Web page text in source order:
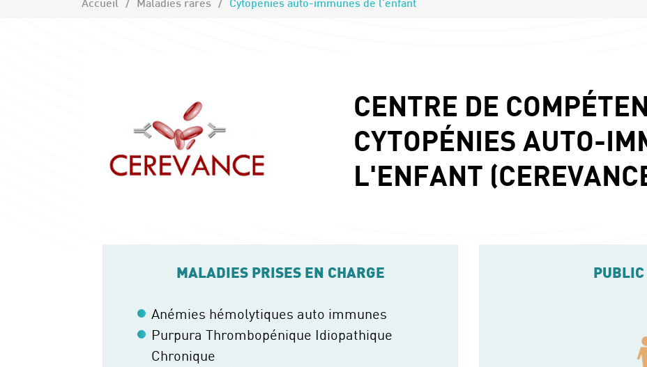
Accueil Maladies rares Cytopénies auto-immunes de l’enfant
CENTRE DE
CYTOPÉNIES AUTO-
L'ENFANT
MALADIES PRISES EN CHARGE
Anémies hémolytiques auto immunes
Purpura Thrombopénique Idiopathique
Chronique